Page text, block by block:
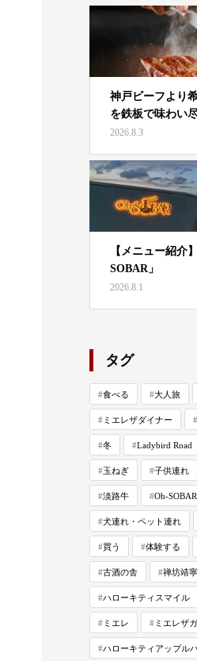
神戸ビーフより
を鉄板で味わい
2026.8.3
【メニュー紹介
SOBAR」
2026.8.1
タグ
食べる 大人旅
ミエレザダイナー
冬 Ladybird Road
玉ねぎ 子供連れ
淡路牛 Oh-SOBAR
犬連れ・ペット連れ
買う 体験する
古酒の舎 禅坊靖寧
ハローキティスマイル
ミエレ ミエレザ
ハローキティアップル